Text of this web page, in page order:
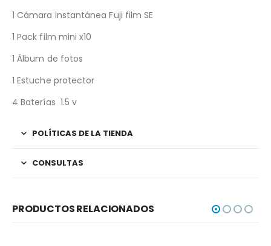
1 Cámara instantánea Fuji film SE
1 Pack film mini x10
1 Álbum de fotos
1 Estuche protector
4 Baterías 1.5 v
POLÍTICAS DE LA TIENDA
CONSULTAS
PRODUCTOS RELACIONADOS